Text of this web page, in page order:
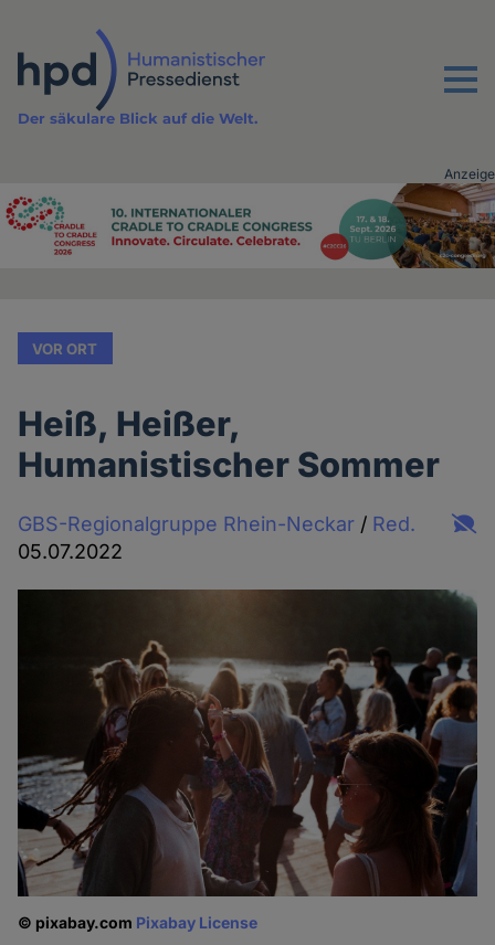
Inhalt
Menu
Der säkulare Blick auf die Welt.
Advertising
Anzeige
VOR ORT
Heiß, Heißer,
Humanistischer Sommer
GBS-Regionalgruppe Rhein-Neckar / Red.
05.07.2022
© pixabay.com Pixabay License